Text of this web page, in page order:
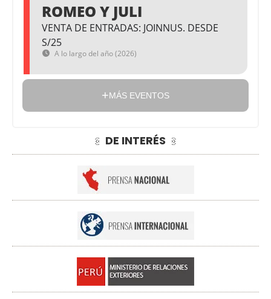
ROMEO Y JULI
VENTA DE ENTRADAS: JOINNUS. DESDE
S/25
A lo largo del año (2026)
MÁS EVENTOS
DE INTERÉS